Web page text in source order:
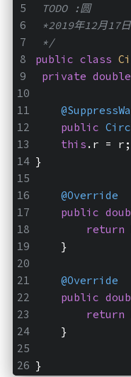
TODO :圆
*2019年12月17
*/
public class
private double
public
this .r = r;
}
@Override
public
return
    }
@Override
public
return
    }
}